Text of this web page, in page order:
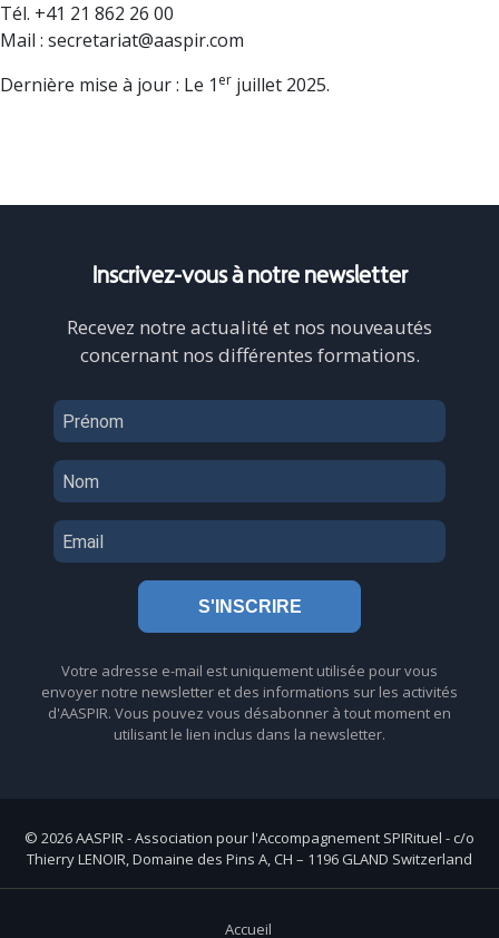
Tél. +41 21 862 26 00
Mail : secretariat@aaspir.com
Dernière mise à jour : Le 1 er juillet 2025.
Inscrivez-vousà notre newsletter
Recevez notre actualité et nos nouveautés
concernant nos différentes formations.
S'INSCRIRE
Votre adresse e-mail est uniquement utilisée pour vous
envoyer notre newsletter et des informations sur les activités
d'AASPIR. Vous pouvez vous désabonner à tout moment en
utilisant le lien inclus dans la newsletter.
© 2026 AASPIR - Association pour l'Accompagnement SPIRituel - c/o
Thierry LENOIR, Domaine des Pins A, CH – 1196 GLAND Switzerland
Accueil